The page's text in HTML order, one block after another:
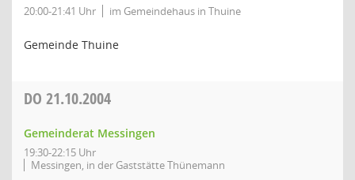
20:00-21:41 Uhr im Gemeindehaus in Thuine
Gemeinde Thuine
DO 21.10.2004
Gemeinderat Messingen
19:30-22:15 Uhr
Messingen, in der Gaststätte Thünemann